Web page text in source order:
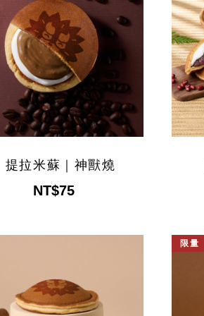
提拉米蘇｜神獸燒
NT$75
限量